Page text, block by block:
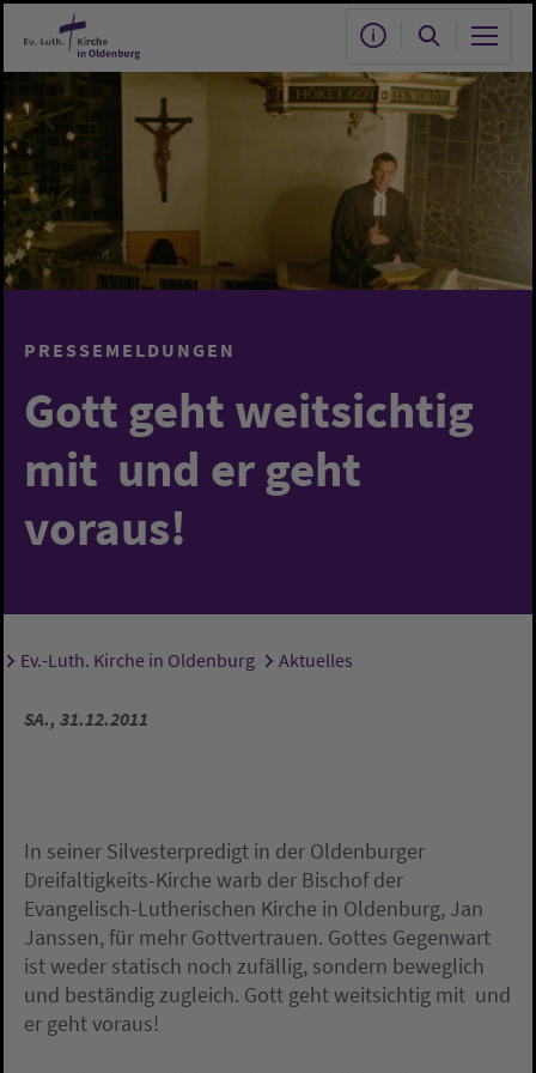
Zum Hauptinhalt springen
PRESSEMELDUNGEN
Gott geht weitsichtig
mit  und er geht
voraus!
Sie sind hier:
Ev.-Luth. Kirche in Oldenburg Aktuelles
SA., 31.12.2011
In seiner Silvesterpredigt in der Oldenburger
Dreifaltigkeits-Kirche warb der Bischof der
Evangelisch-Lutherischen Kirche in Oldenburg, Jan
Janssen, für mehr Gottvertrauen. Gottes Gegenwart
ist weder statisch noch zufällig, sondern beweglich
und beständig zugleich. Gott geht weitsichtig mit  und
er geht voraus!